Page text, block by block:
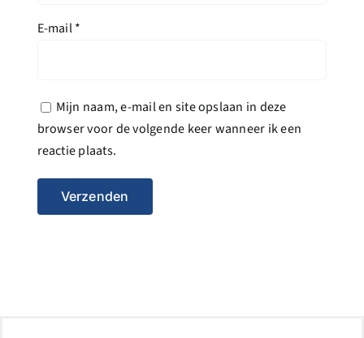
E-mail*
Mijn naam, e-mail en site opslaan in deze
browser voor de volgende keer wanneer ik een
reactie plaats.